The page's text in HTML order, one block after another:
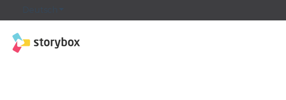
Deutsch Untermenü für Übersetzungen anzeigen